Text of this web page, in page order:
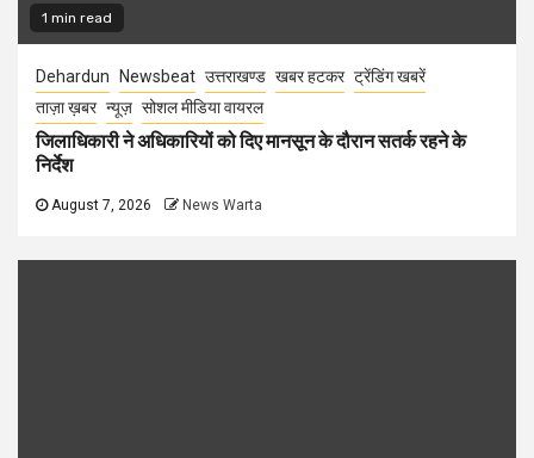
1 min read
Dehardun Newsbeat उत्तराखण्ड खबर हटकर ट्रेंडिंग खबरें
ताज़ा ख़बर न्यूज़ सोशल मीडिया वायरल
जिलाधिकारी ने अधिकारियों को दिए मानसून के दौरान सतर्क रहने के
निर्देश
August 7, 2026 News Warta